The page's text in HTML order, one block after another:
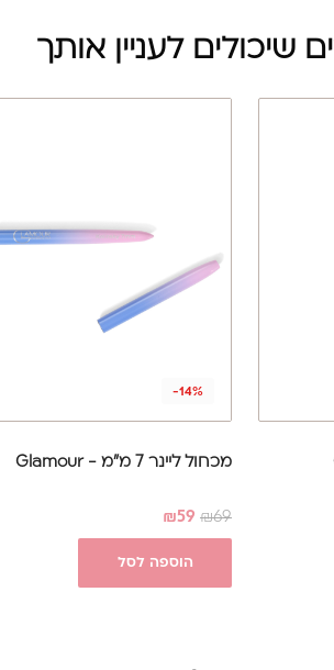
שיכולים לעניין אותך
-14%
מכחול ליינר 7 מ"מ - Glamour
₪69
₪59
הוספה לסל